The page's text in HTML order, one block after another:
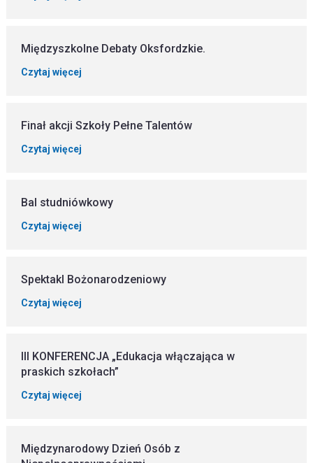
Międzyszkolne Debaty Oksfordzkie.
Czytaj więcej
Finał akcji Szkoły Pełne Talentów
Czytaj więcej
Bal studniówkowy
Czytaj więcej
Spektakl Bożonarodzeniowy
Czytaj więcej
III KONFERENCJA „Edukacja włączająca w
praskich szkołach”
Czytaj więcej
Międzynarodowy Dzień Osób z